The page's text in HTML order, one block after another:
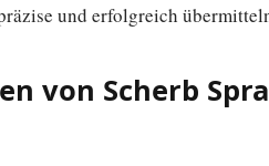
und erfolgreich
von Scherb